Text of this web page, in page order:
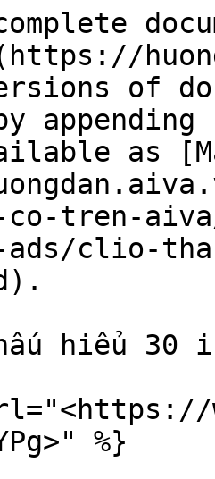
of
as
tren-
ads/clio-
hiểu 30
%}